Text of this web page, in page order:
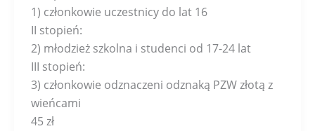
1) członkowie uczestnicy do lat 16
II stopień:
2) młodzież szkolna i studenci od 17-24 lat
III stopień:
3) członkowie odznaczeni odznaką PZW złotą z
wieńcami
45 zł